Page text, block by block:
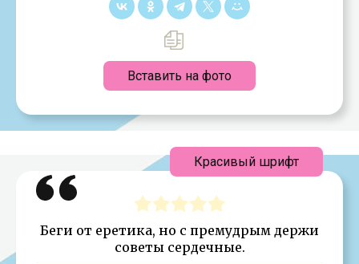
Вставить на фото
Беги от еретика, но с премудрым держи
советы сердечные.
Красивый шрифт